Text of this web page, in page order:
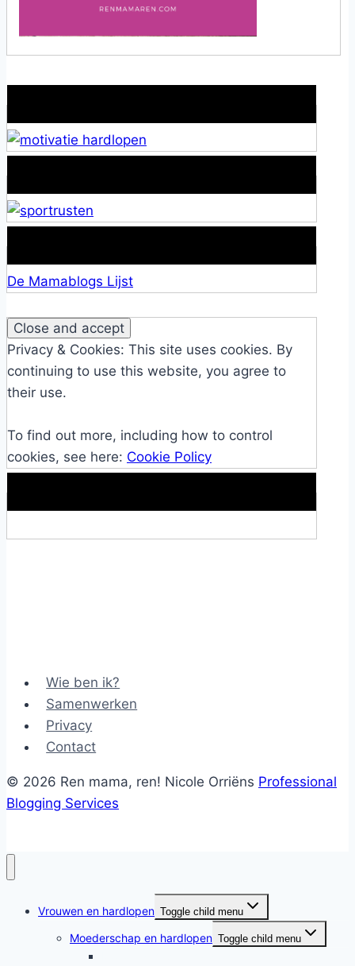
De Mamablogs Lijst
Privacy & Cookies: This site uses cookies. By
continuing to use this website, you agree to
their use.
To find out more, including how to control
cookies, see here: Cookie Policy
Wie ben ik?
Samenwerken
Privacy
Contact
© 2026 Ren mama, ren! Nicole Orriëns Professional
Blogging Services
Vrouwen en hardlopen Toggle child menu
Moederschap en hardlopen Toggle child menu